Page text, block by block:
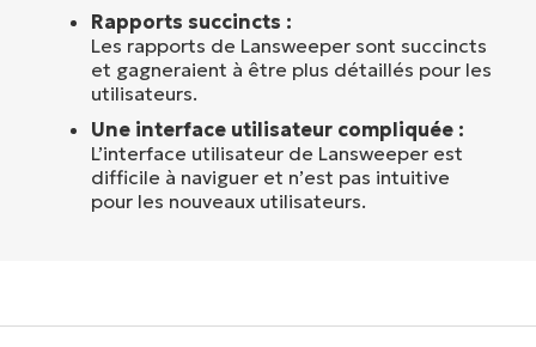
Rapports succincts :
Les rapports de Lansweeper sont succincts
et gagneraient à être plus détaillés pour les
utilisateurs.
Une interface utilisateur compliquée :
L’interface utilisateur de Lansweeper est
difficile à naviguer et n’est pas intuitive
pour les nouveaux utilisateurs.